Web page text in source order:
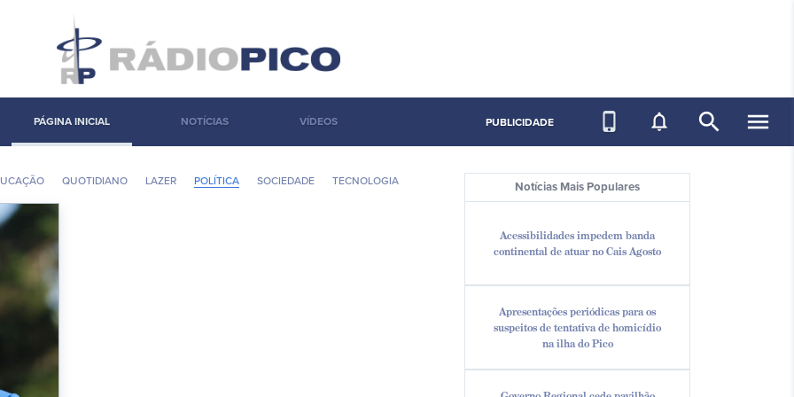
PÁGINA INICIAL NOTÍCIAS VÍDEOS PUBLICIDADE phone_iphone notifications_none search menu
QUOTIDIANO LAZER POLÍ­TICA SOCIEDADE TECNOLOGIA Notícias Mais Populares
Acessibilidades impedem banda
continental de atuar no Cais Agosto
Apresentações periódicas para os
suspeitos de tentativa de homicídio
na ilha do Pico